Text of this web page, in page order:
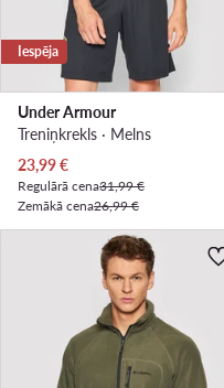
Iespēja
Under Armour
Treniņkrekls · Melns
Pašreizējā cena
23,99€
Regulārā cena31,99 €
Zemākā cena26,99 €